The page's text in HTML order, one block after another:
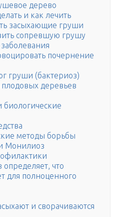
дерево
и как лечить
засыхающие груши
сопревшую грушу
почернение
груши (бактериоз)
деревьев
биологические
методы борьбы
Монилиоз
что
для полноценного
и сворачиваются